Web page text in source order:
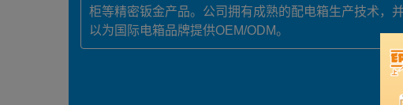
柜等精密钣金产品。公司拥有成熟的配电箱生产技术，
以为国际电箱品牌提供OEM/ODM。